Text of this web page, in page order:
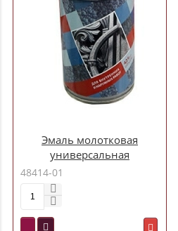
Эмаль молотковая
универсальная
аэрозольная золотистая
425 мл.Престиж
48414-01